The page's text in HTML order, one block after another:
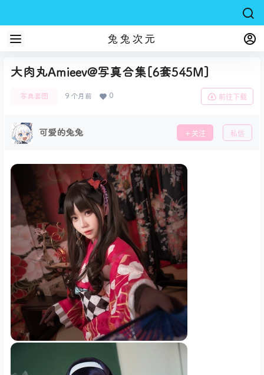
兔兔次元
大肉丸Amieev@写真合集[6套545M]
写真套图 9 个月前 0 前往下载
可爱的兔兔 关注 私信